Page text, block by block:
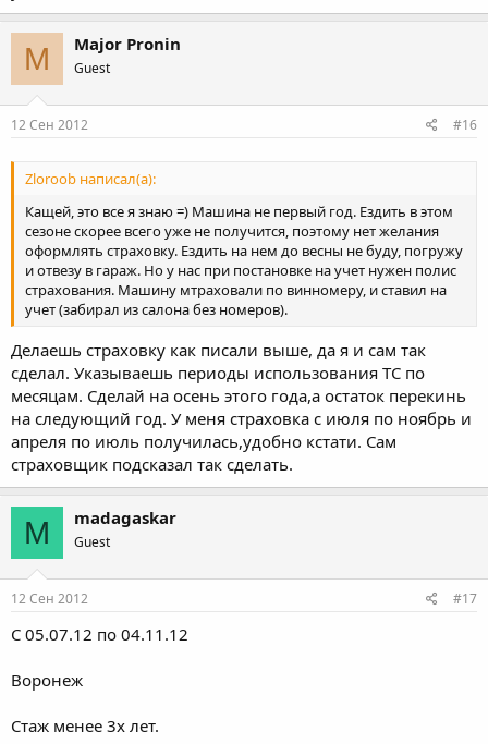
M Major Pronin
Guest
12 Сен 2012 #16
Zloroob написал(а):
Кащей, это все я знаю =) Машина не первый год. Ездить в этом
сезоне скорее всего уже не получится, поэтому нет желания
оформлять страховку. Ездить на нем до весны не буду, погружу
и отвезу в гараж. Но у нас при постановке на учет нужен полис
страхования. Машину мтраховали по винномеру, и ставил на
учет (забирал из салона без номеров).
Делаешь страховку как писали выше, да я и сам так
сделал. Указываешь периоды использования ТС по
месяцам. Сделай на осень этого года,а остаток перекинь
на следующий год. У меня страховка с июля по ноябрь и
апреля по июль получилась,удобно кстати. Сам
страховщик подсказал так сделать.
M madagaskar
Guest
12 Сен 2012 #17
С 05.07.12 по 04.11.12
Воронеж
Стаж менее 3х лет.